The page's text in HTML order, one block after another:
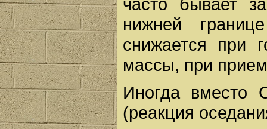
нижней
снижается при
массы, при
Иногда
(реакция